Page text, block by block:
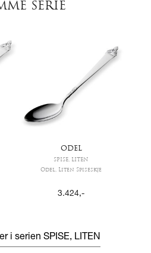
SERIE
ODEL
SPISE, LITEN
Odel, Liten Spiseskje
3.424,-
i serien SPISE, LITEN